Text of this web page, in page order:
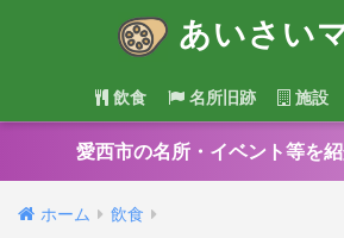
あいさい
飲食 名所旧跡 施設
愛西市の名所・イベント等を
ホーム 飲食